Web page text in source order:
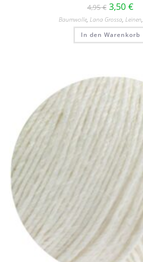
4,95€ 3,50 €
Baumwolle, Lana Grossa, Leinen,
In den Warenkorb